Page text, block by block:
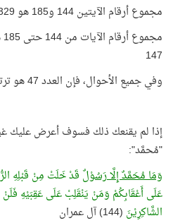
مجموع أرقام الآيتين 144 و185 هو 329، وهذا العدد = 47 × 7
147
وفي جميع الأحوال، فإن العدد 47 هو ترتيب سورة مُحمَّد في المصحف!
إذا لم يقنعك ذلك فسوف أعرض عليك
"مُحمَّد":
وَمَا مُحَمَّدٌ إِلَّا رَسُوْلٌ قَدْ خَلَتْ مِنْ قَبْلِهِ
عَلَى أَعْقَابِكُمْ وَمَنْ يَنْقَلِبْ عَلَى عَقِبَيْهِ
الشَّاكِرِيْنَ (144) آل عمران